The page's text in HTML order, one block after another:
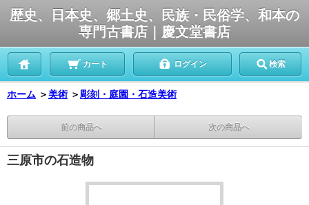
歴史、日本史、郷土史、民族・民俗学、和本の
専門古書店｜慶文堂書店
カート ログイン 検索
ホーム ＞美術 ＞彫刻・庭園・石造美術
前の商品へ 次の商品へ
三原市の石造物